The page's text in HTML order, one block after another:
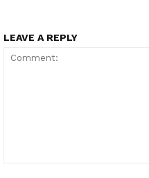
LEAVE A REPLY